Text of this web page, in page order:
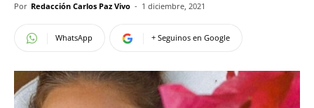
Por Redacción Carlos Paz Vivo - 1 diciembre, 2021
WhatsApp + Seguinos en Google